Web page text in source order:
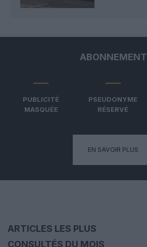
ABONNEMENT
PUBLICITÉ
MASQUÉE
PSEUDONYME
RÉSERVÉ
EN SAVOIR PLUS
ARTICLES LES PLUS
CONSULTÉS DU MOIS